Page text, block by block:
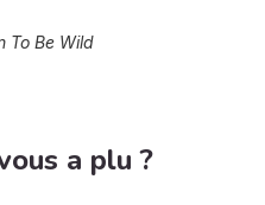
To Be Wild
a plu ?